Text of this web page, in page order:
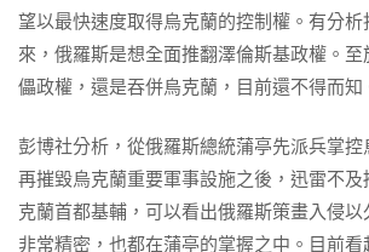
望以最快速度取得烏克蘭的控制權。有分析
來，俄羅斯是想全面推翻澤倫斯基政權。至
儡政權，還是吞併烏克蘭，目前還不得而知
彭博社分析，從俄羅斯總統蒲亭先派兵掌控
再摧毀烏克蘭重要軍事設施之後，迅雷不
克蘭首都基輔，可以看出俄羅斯策畫入侵
非常精密，也都在蒲亭的掌握之中。目前看